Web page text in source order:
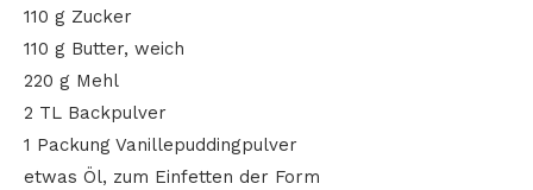
110 g Zucker
110 g Butter, weich
220 g Mehl
2 TL Backpulver
1 Packung Vanillepuddingpulver
etwas Öl, zum Einfetten der Form